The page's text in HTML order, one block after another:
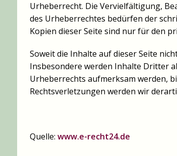
Urheberrecht. Die Vervielfältigung,
des Urheberrechtes bedürfen der
Kopien dieser Seite sind nur für den
Soweit die Inhalte auf dieser Seite
Insbesondere werden Inhalte Dritter
Urheberrechts aufmerksam werden,
Rechtsverletzungen werden wir
Quelle: www.e-recht24.de